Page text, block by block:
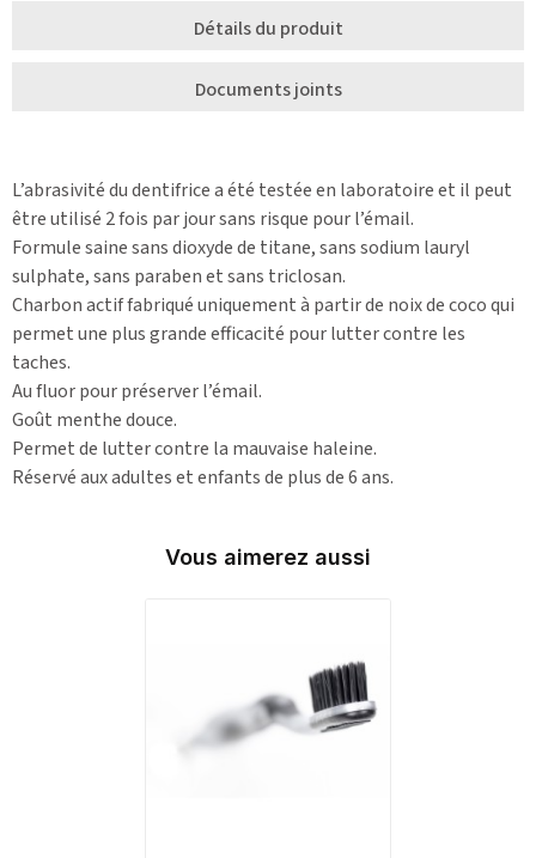
Détails du produit
Documents joints
L’abrasivité du dentifrice a été testée en laboratoire et il peut
être utilisé 2 fois par jour sans risque pour l’émail.
Formule saine sans dioxyde de titane, sans sodium lauryl
sulphate, sans paraben et sans triclosan.
Charbon actif fabriqué uniquement à partir de noix de coco qui
permet une plus grande efficacité pour lutter contre les
taches.
Au fluor pour préserver l’émail.
Goût menthe douce.
Permet de lutter contre la mauvaise haleine.
Réservé aux adultes et enfants de plus de 6 ans.
Vous aimerez aussi